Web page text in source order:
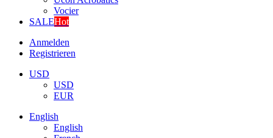
Vocier
SALEHot
Anmelden
Registrieren
USD
USD
EUR
English
English